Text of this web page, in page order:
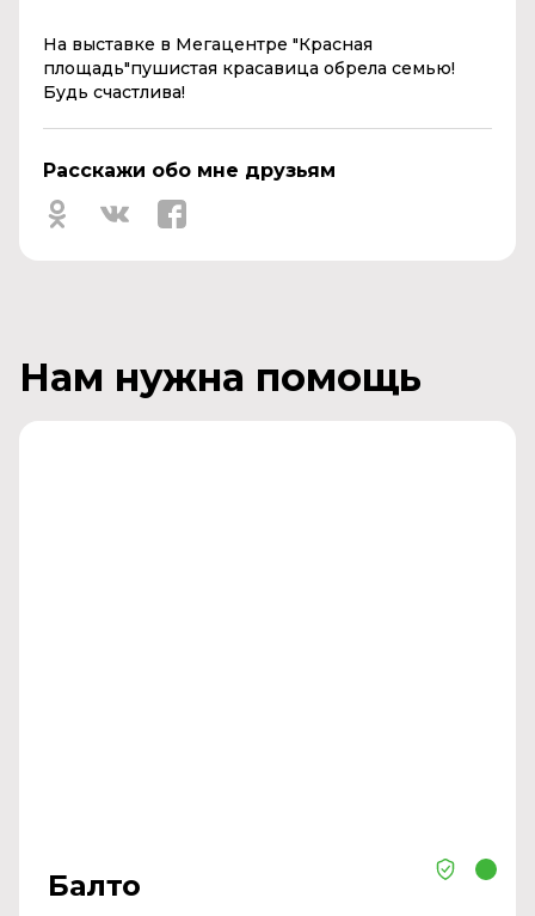
На выставке в Мегацентре "Красная
площадь"пушистая красавица обрела семью!
Будь счастлива!
Расскажи обо мне друзьям
Нам нужна помощь
Балто